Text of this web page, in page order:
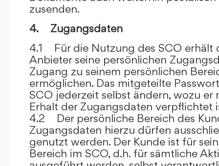
zusenden.
4. Zugangsdaten
4.1 Für die Nutzung des SCO erhält
Anbieter seine persönlichen
Zugang zu seinem persönlichen
ermöglichen. Das mitgeteilte
SCO jederzeit selbst ändern, wozu er
Erhalt der Zugangsdaten verpflichtet
4.2 Der persönliche Bereich des
Zugangsdaten hierzu dürfen
genutzt werden. Der Kunde ist für
Bereich im SCO, d.h. für sämtliche